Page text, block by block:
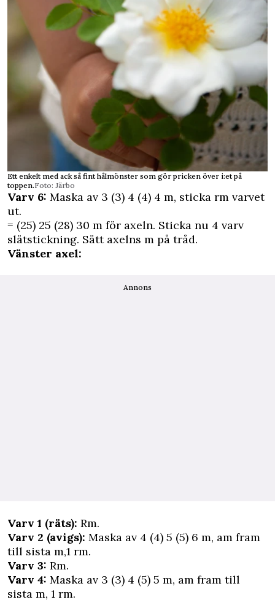
Ett enkelt med ack så fint hålmönster som gör pricken över i:et på
toppen.Foto: Järbo
Varv 6: Maska av 3 (3) 4 (4) 4 m, sticka rm varvet
ut.
= (25) 25 (28) 30 m för axeln. Sticka nu 4 varv
slätstickning. Sätt axelns m på tråd.
Vänster axel:
Annons
Varv 1 (räts): Rm.
Varv 2 (avigs): Maska av 4 (4) 5 (5) 6 m, am fram
till sista m,1 rm.
Varv 3: Rm.
Varv 4: Maska av 3 (3) 4 (5) 5 m, am fram till
sista m, 1 rm.